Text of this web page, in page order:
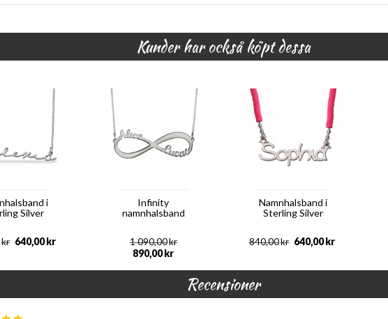
Kunder har också köpt dessa
i
Silver
kr kr
640,00
Infinity
namnhalsband
kr
1 090,00
kr
890,00
Namnhalsband i
Sterling Silver
kr
840,00 kr
640,00
Recensioner